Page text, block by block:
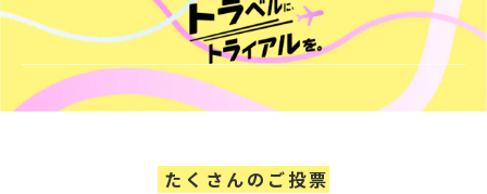
たくさんのご投票